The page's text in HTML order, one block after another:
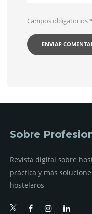
Campos obligatorios*
Sobre
Revista digital sobre
práctica y más
hosteleros